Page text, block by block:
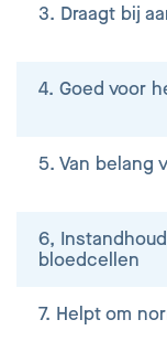
3. Draagt bij
4. Goed voor
5. Van belang
6,
bloedcellen
7. Helpt om